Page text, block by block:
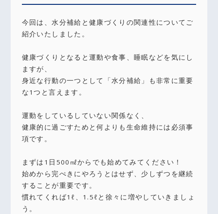
今回は、水分補給と健康づくりの関連性についてご
紹介いたしました。
健康づくりとなると運動や食事、睡眠などを気にし
ますが、
身近な行動の一つとして「水分補給」も非常に重要
な1つと言えます。
運動をしているしていない関係なく、
健康的に過ごすためと何よりも生命維持には必須事
項です。
まずは1日500㎖からでも始めてみてください！
始めから完ぺきにやろうとはせず、少しずつを継続
することが重要です。
慣れてくれば1ℓ、1.5ℓと徐々に増やしていきましょ
う。